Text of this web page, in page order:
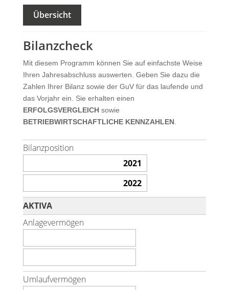
Übersicht
Bilanzcheck
Mit diesem Programm können Sie auf einfachste Weise
Ihren Jahresabschluss auswerten. Geben Sie dazu die
Zahlen Ihrer Bilanz sowie der GuV für das laufende und
das Vorjahr ein. Sie erhalten einen
ERFOLGSVERGLEICHsowie
BETRIEBWIRTSCHAFTLICHE KENNZAHLEN.
Bilanzposition
AKTIVA
Anlagevermögen
Umlaufvermögen